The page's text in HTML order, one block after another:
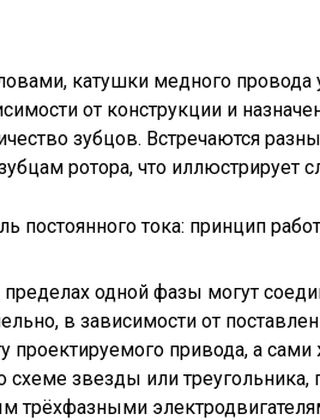
катушки медного провода
от конструкции и
зубцов. Встречаются
ротора, что иллюстрирует
одной фазы могут
в зависимости от
проектируемого привода, а
звезды или треугольника,
трёхфазными